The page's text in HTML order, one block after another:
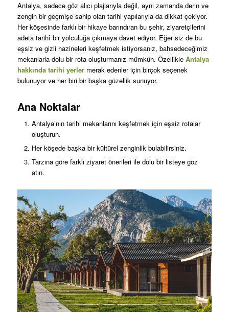
Antalya, sadece göz alıcı plajlarıyla değil, aynı zamanda derin ve
zengin bir geçmişe sahip olan tarihi yapılarıyla da dikkat çekiyor.
Her köşesinde farklı bir hikaye barındıran bu şehir, ziyaretçilerini
adeta tarihî bir yolculuğa çıkmaya davet ediyor. Eğer siz de bu
eşsiz ve gizli hazineleri keşfetmek istiyorsanız, bahsedeceğimiz
mekanlarla dolu bir rota oluşturmanız mümkün. Özellikle Antalya
hakkında tarihi yerlermerak edenler için birçok seçenek
bulunuyor ve her biri bir başka güzellik sunuyor.
Ana Noktalar
Antalya’nın tarihi mekanlarını keşfetmek için eşsiz rotalar
oluşturun.
Her köşede başka bir kültürel zenginlik bulabilirsiniz.
Tarzına göre farklı ziyaret önerileri ile dolu bir listeye göz
atın.